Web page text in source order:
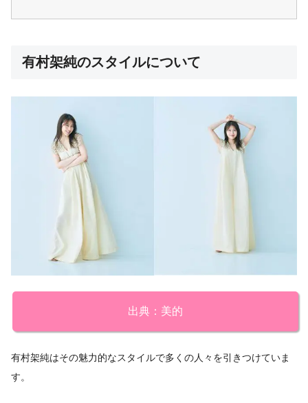
有村架純のスタイルについて
出典：美的
有村架純はその魅力的なスタイルで多くの人々を引きつけていま
す。